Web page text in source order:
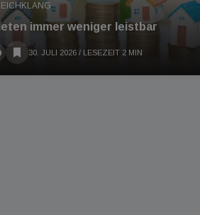
immer weniger leistbar
30. JULI 2026 / LESEZEIT 2 MIN